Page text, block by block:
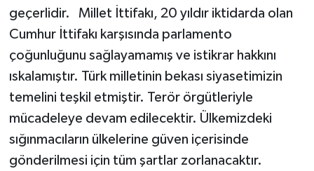
geçerlidir. Millet İttifakı, 20 yıldır iktidarda olan
Cumhur İttifakı karşısında parlamento
çoğunluğunu sağlayamamış ve istikrar hakkını
ıskalamıştır. Türk milletinin bekası siyasetimizin
temelini teşkil etmiştir. Terör örgütleriyle
mücadeleye devam edilecektir. Ülkemizdeki
sığınmacıların ülkelerine güven içerisinde
gönderilmesi için tüm şartlar zorlanacaktır.